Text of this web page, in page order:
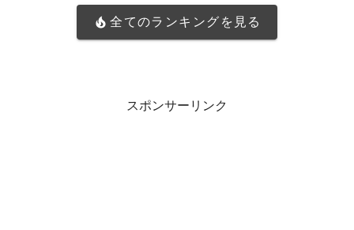
全てのランキングを見る
スポンサーリンク